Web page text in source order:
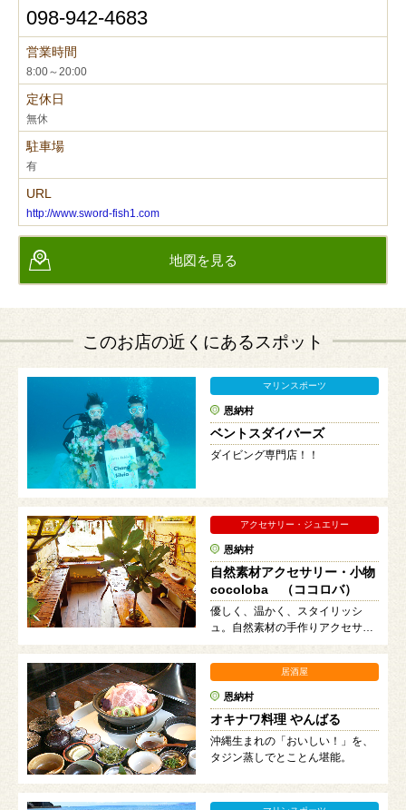
098-942-4683
営業時間
8:00～20:00
定休日
無休
駐車場
有
URL
http://www.sword-fish1.com
地図を見る
このお店の近くにあるスポット
マリンスポーツ
恩納村
ベントスダイバーズ
ダイビング専門店！！
アクセサリー・ジュエリー
恩納村
自然素材アクセサリー・小物
cocoloba （ココロバ）
優しく、温かく、スタイリッシ
ュ。自然素材の手作りアクセサリ
ー
居酒屋
恩納村
オキナワ料理 やんばる
沖縄生まれの「おいしい！」を、
タジン蒸しでとことん堪能。